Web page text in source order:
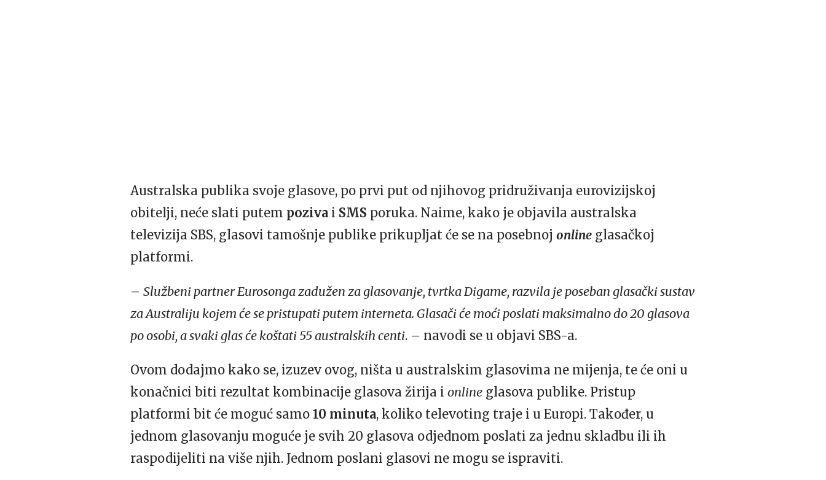
Australska publika svoje glasove, po prvi put od njihovog pridruživanja eurovizijskoj
obitelji, neće slati putem poziva i SMS poruka. Naime, kako je objavila australska
televizija SBS, glasovi tamošnje publike prikupljat će se na posebnoj online glasačkoj
platformi.
– Službeni partner Eurosonga zadužen za glasovanje, tvrtka Digame, razvila je poseban glasački sustav
za Australiju kojem će se pristupati putem interneta. Glasači će moći poslati maksimalno do 20 glasova
po osobi, a svaki glas će koštati 55 australskih centi. – navodi se u objavi SBS-a.
Ovom dodajmo kako se, izuzev ovog, ništa u australskim glasovima ne mijenja, te će oni u
konačnici biti rezultat kombinacije glasova žirija i online glasova publike. Pristup
platformi bit će moguć samo 10 minuta, koliko televoting traje i u Europi. Također, u
jednom glasovanju moguće je svih 20 glasova odjednom poslati za jednu skladbu ili ih
raspodijeliti na više njih. Jednom poslani glasovi ne mogu se ispraviti.